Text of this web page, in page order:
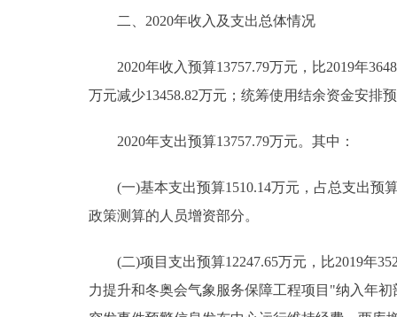
二、2020年收入及支出总体情况
2020年收入预算13757.79万元，比2019年
万元减少13458.82万元；统筹使用结余资金安排
2020年支出预算13757.79万元。其中：
(一)基本支出预算1510.14万元，占总支出预算
政策测算的人员增资部分。
(二)项目支出预算12247.65万元，比2019年
力提升和冬奥会气象服务保障工程项目"纳入年